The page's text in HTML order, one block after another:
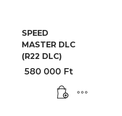
SPEED
MASTER DLC
(R22 DLC)
580 000 Ft